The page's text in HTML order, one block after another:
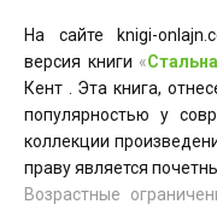
На сайте knigi-
версия книги «
Кент . Эта книга,
популярностью у
коллекции
праву является
Возрастные